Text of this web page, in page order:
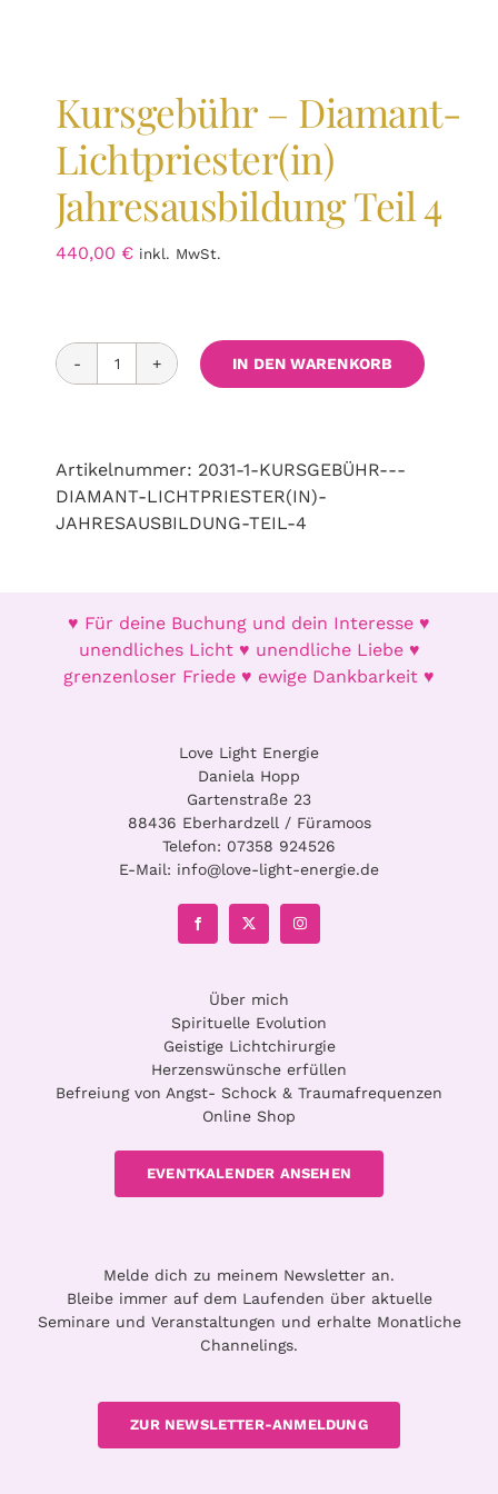
Kursgebühr – Diamant-
Lichtpriester(in)
Jahresausbildung Teil 4
440,00 € inkl. MwSt.
Kursgebühr
Jahresausbildung
Teil
4
IN DEN WARENKORB
Artikelnummer: 2031-1-KURSGEBÜHR---
DIAMANT-LICHTPRIESTER(IN)-
JAHRESAUSBILDUNG-TEIL-4
♥ Für deine Buchung und dein Interesse ♥
unendliches Licht ♥ unendliche Liebe ♥
grenzenloser Friede ♥ ewige Dankbarkeit ♥
Love Light Energie
Daniela Hopp
Gartenstraße 23
88436 Eberhardzell / Füramoos
Telefon: 07358 924526
E-Mail: info@love-light-energie.de
Über mich
Spirituelle Evolution
Geistige Lichtchirurgie
Herzenswünsche erfüllen
Befreiung von Angst- Schock & Traumafrequenzen
Online Shop
EVENTKALENDER ANSEHEN
Melde dich zu meinem Newsletter an.
Bleibe immer auf dem Laufenden über aktuelle
Seminare und Veranstaltungen und erhalte Monatliche
Channelings.
ZUR NEWSLETTER-ANMELDUNG